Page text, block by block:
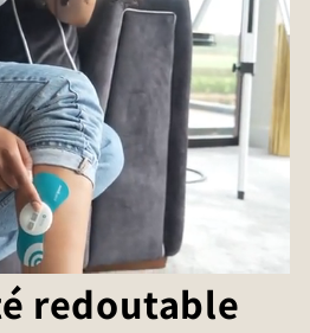
redoutable